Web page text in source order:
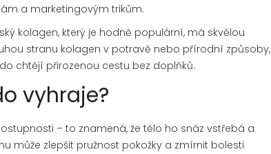
a marketingovým trikům.
kolagen, který je hodně populární, má skvělou
stranu kolagen v potravě nebo přírodní způsoby,
chtějí přirozenou cestu bez doplňků.
vyhraje?
– to znamená, že tělo ho snáz vstřebá a
může zlepšit pružnost pokožky a zmírnit bolesti